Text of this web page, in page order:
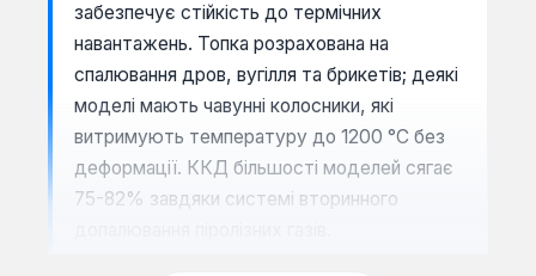
забезпечує стійкість до термічних
навантажень. Топка розрахована на
спалювання дров, вугілля та брикетів; деякі
моделі мають чавунні колосники, які
витримують температуру до 1200 °C без
деформації. ККД більшості моделей сягає
75-82% завдяки системі вторинного